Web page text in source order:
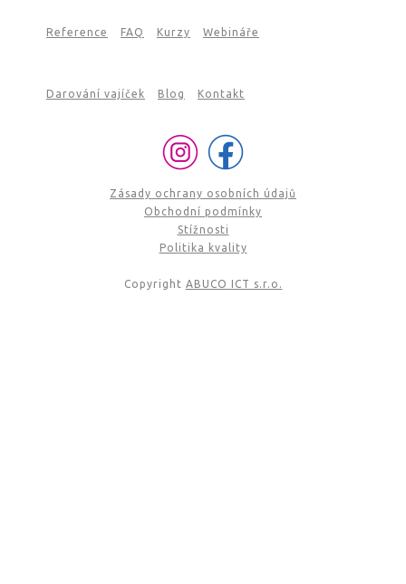
Reference FAQ Kurzy Webináře
Darování vajíček Blog Kontakt
Zásady ochrany osobních údajů
Obchodní podmínky
Stížnosti
Politika kvality
Copyright ABUCO ICT s.r.o.